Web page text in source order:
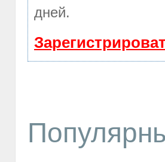
дней.